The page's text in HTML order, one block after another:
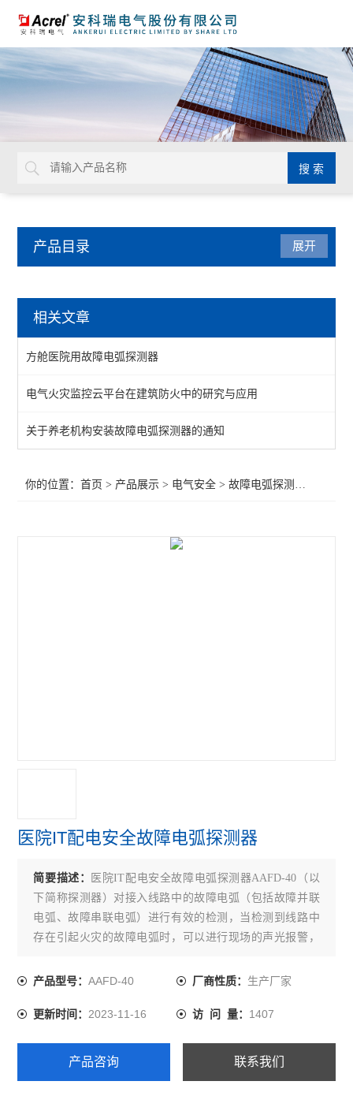
产品目录
AISD智能安全配电装置
末端智慧用电监测装置
电气防火限流式保护箱
工业绝缘故障定位系统监测
医用隔离电源绝缘监测装置
消防设备电源监控系统
电气火灾监控系统
展开
相关文章
方舱医院用故障电弧探测器
电气火灾监控云平台在建筑防火中的研究与应用
关于养老机构安装故障电弧探测器的通知
你的位置：首页 > 产品展示 > 电气安全 >故障电弧探测器
医院IT配电安全故障电弧探测器
简要描述：
医院IT配电安全故障电弧探测器AAFD-40（以
下简称探测器）对接入线路中的故障电弧（包括故障并联
电弧、故障串联电弧）进行有效的检测，当检测到线路中
存在引起火灾的故障电弧时，可以进行现场的声光报警，
的目的。
产品型号：AAFD-40 厂商性质： 生产厂家
更新时间：2023-11-16 访 问 量： 1407
产品咨询 联系我们